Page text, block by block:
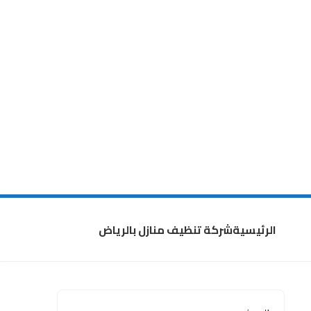
الرئيسيةشركة تنظيف منازل بالرياض